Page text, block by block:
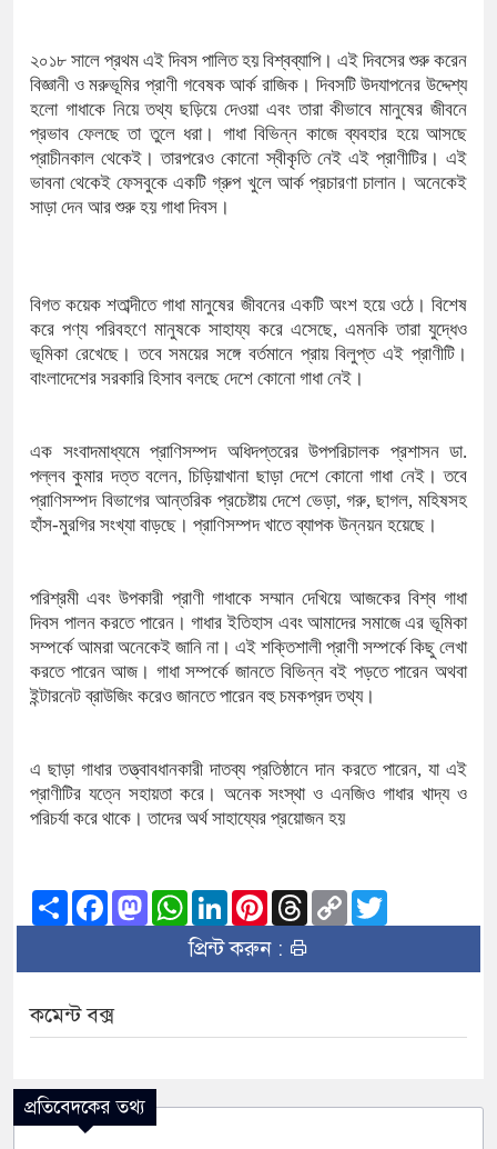
১৫২২ পুলিশ সদস্যকে চাকরিতে
খিলক্ষেত থানা বিএনপির যুগ্ম
দেশের ৬ অঞ্চলে ঝড়ের আভাস
প্রধানমন্ত্রীর সঙ্গে নবনিযুক্ত
হামের উপসর্গে আরও ৬ প্রাণহানি,
জামায়াত ফেরেশতাদের দল নয়,
২০১৮ সালে প্রথম এই দিবস পালিত হয় বিশ্বব্যাপি। এই দিবসের শুরু করেন
বিজ্ঞানী ও মরুভূমির প্রাণী গবেষক আর্ক রাজিক। দিবসটি উদযাপনের উদ্দেশ্য
হলো গাধাকে নিয়ে তথ্য ছড়িয়ে দেওয়া এবং তারা কীভাবে মানুষের জীবনে
প্রভাব ফেলছে তা তুলে ধরা। গাধা বিভিন্ন কাজে ব্যবহার হয়ে আসছে
প্রাচীনকাল থেকেই। তারপরেও কোনো স্বীকৃতি নেই এই প্রাণীটির। এই
ভাবনা থেকেই ফেসবুকে একটি গ্রুপ খুলে আর্ক প্রচারণা চালান। অনেকেই
সাড়া দেন আর শুরু হয় গাধা দিবস।
বিগত কয়েক শতাব্দীতে গাধা মানুষের জীবনের একটি অংশ হয়ে ওঠে। বিশেষ
করে পণ্য পরিবহণে মানুষকে সাহায্য করে এসেছে, এমনকি তারা যুদ্ধেও
ভূমিকা রেখেছে। তবে সময়ের সঙ্গে বর্তমানে প্রায় বিলুপ্ত এই প্রাণীটি।
বাংলাদেশের সরকারি হিসাব বলছে দেশে কোনো গাধা নেই।
এক সংবাদমাধ্যমে প্রাণিসম্পদ অধিদপ্তরের উপপরিচালক প্রশাসন ডা.
পল্লব কুমার দত্ত বলেন, চিড়িয়াখানা ছাড়া দেশে কোনো গাধা নেই। তবে
প্রাণিসম্পদ বিভাগের আন্তরিক প্রচেষ্টায় দেশে ভেড়া, গরু, ছাগল, মহিষসহ
হাঁস-মুরগির সংখ্যা বাড়ছে। প্রাণিসম্পদ খাতে ব্যাপক উন্নয়ন হয়েছে।
পরিশ্রমী এবং উপকারী প্রাণী গাধাকে সম্মান দেখিয়ে আজকের বিশ্ব গাধা
দিবস পালন করতে পারেন। গাধার ইতিহাস এবং আমাদের সমাজে এর ভূমিকা
সম্পর্কে আমরা অনেকেই জানি না। এই শক্তিশালী প্রাণী সম্পর্কে কিছু লেখা
করতে পারেন আজ। গাধা সম্পর্কে জানতে বিভিন্ন বই পড়তে পারেন অথবা
ইন্টারনেট ব্রাউজিং করেও জানতে পারেন বহু চমকপ্রদ তথ্য।
এ ছাড়া গাধার তত্ত্বাবধানকারী দাতব্য প্রতিষ্ঠানে দান করতে পারেন, যা এই
প্রাণীটির যত্নে সহায়তা করে। অনেক সংস্থা ও এনজিও গাধার খাদ্য ও
পরিচর্যা করে থাকে। তাদের অর্থ সাহায্যের প্রয়োজন হয়
ShareFacebook
Mastodon
WhatsApp
LinkedInPinterest
Threads
Copy
Link
প্রিন্ট করুন :
কমেন্ট বক্স
প্রতিবেদকের তথ্য